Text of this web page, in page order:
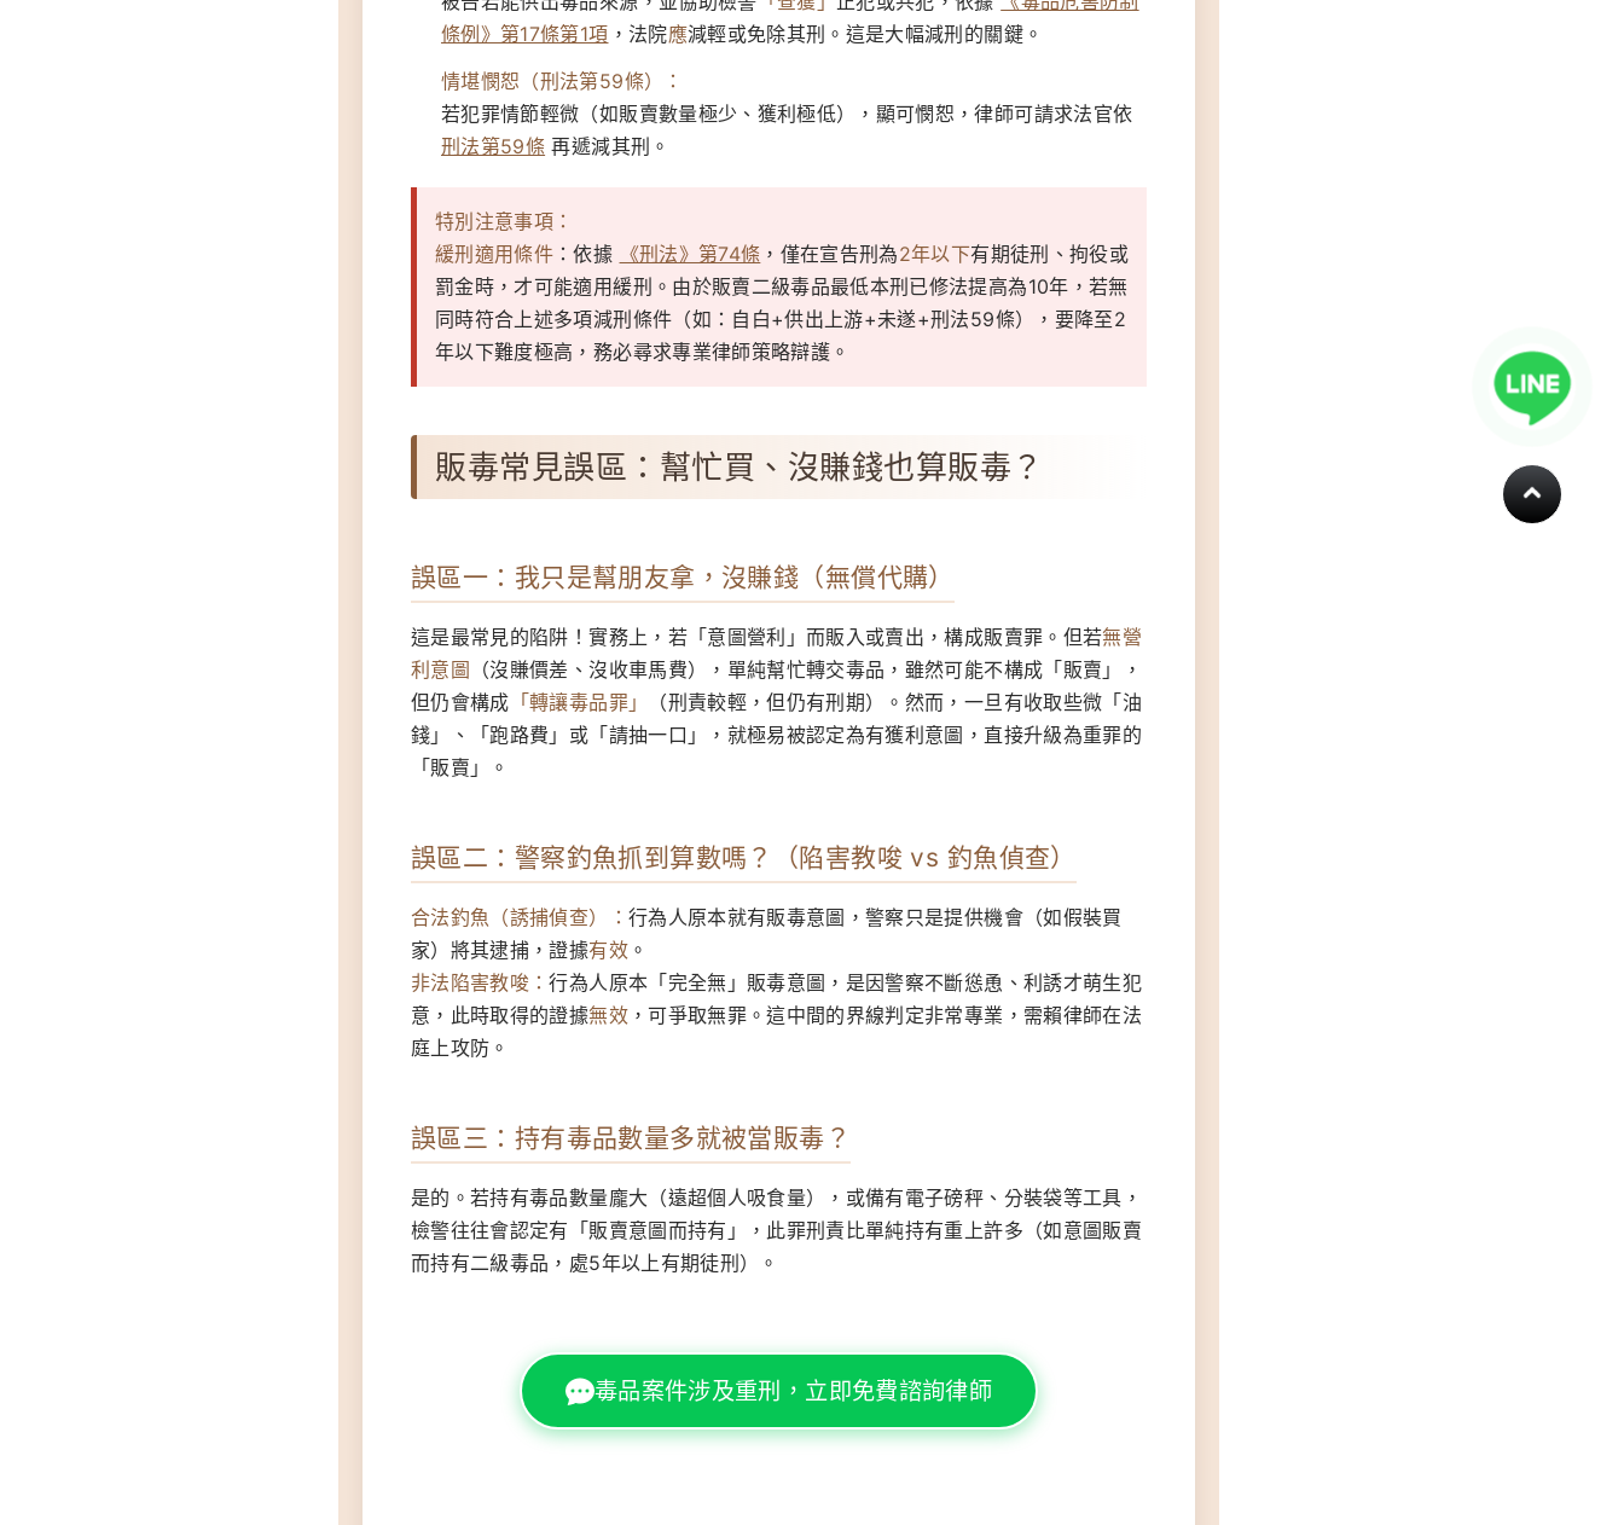
條例》第17條第1項 ，法院應減輕或免除其刑。這是大幅減刑的關鍵。
情堪憫恕（刑法第59條）：
若犯罪情節輕微（如販賣數量極少、獲利極低），顯可憫恕，律師可請求法官依
刑法第59條 再遞減其刑。
特別注意事項：
緩刑適用條件 ：依據 《刑法》第74條 ，僅在宣告刑為2年以下有期徒刑、拘役或
罰金時，才可能適用緩刑。由於販賣二級毒品最低本刑已修法提高為10年，若無
同時符合上述多項減刑條件（如：自白+供出上游+未遂+刑法59條），要降至2
年以下難度極高，務必尋求專業律師策略辯護。
販毒常見誤區：幫忙買、沒賺錢也算販毒？
誤區一：我只是幫朋友拿，沒賺錢（無償代購）
這是最常見的陷阱！實務上，若「意圖營利」而販入或賣出，構成販賣罪。但若無營
利意圖
（沒賺價差、沒收車馬費），單純幫忙轉交毒品，雖然可能不構成「販賣」，
但仍會構成 「轉讓毒品罪」
（刑責較輕，但仍有刑期）。然而，一旦有收取些微「油
錢」、「跑路費」或「請抽一口」，就極易被認定為有獲利意圖，直接升級為重罪的
「販賣」。
誤區二：警察釣魚抓到算數嗎？（陷害教唆 vs 釣魚偵查）
合法釣魚（誘捕偵查）： 行為人原本就有販毒意圖，警察只是提供機會（如假裝買
家）將其逮捕，證據有效。
非法陷害教唆：行為人原本「完全無」販毒意圖，是因警察不斷慫恿、利誘才萌生犯
意，此時取得的證據無效，可爭取無罪。這中間的界線判定非常專業，需賴律師在法
庭上攻防。
誤區三：持有毒品數量多就被當販毒？
是的。若持有毒品數量龐大（遠超個人吸食量），或備有電子磅秤、分裝袋等工具，
檢警往往會認定有「販賣意圖而持有」，此罪刑責比單純持有重上許多（如意圖販賣
而持有二級毒品，處5年以上有期徒刑）。
毒品案件涉及重刑，立即免費諮詢律師